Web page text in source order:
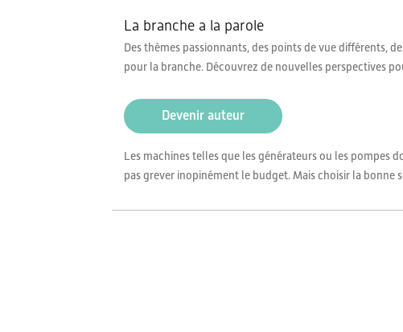
La branche a la parole
Des thèmes passionnants, des points de vue différents,
pour la branche. Découvrez de nouvelles perspectives
Devenir auteur
Les machines telles que les générateurs ou les
pas grever inopinément le budget. Mais choisir la bonne